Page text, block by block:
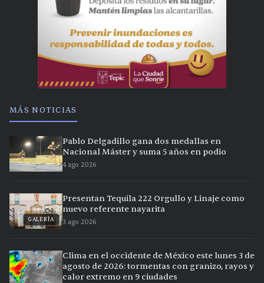
MÁS NOTICIAS
Pablo Delgadillo gana dos medallas en
Nacional Máster y suma 5 años en podio
4 ago 2026
GALERÍA
Presentan Tequila 222 Orgullo y Linaje como
nuevo referente nayarita
3 ago 2026
Clima en el occidente de México este lunes 3 de
agosto de 2026: tormentas con granizo, rayos y
calor extremo en 9 ciudades